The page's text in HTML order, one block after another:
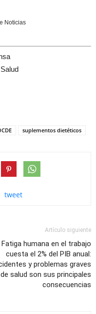
Noticias
suplementos dietéticos
tweet
Artículo siguiente
Fatiga humana en el trabajo
cuesta el 2% del PIB anual:
y problemas graves
de salud son sus principales
consecuencias